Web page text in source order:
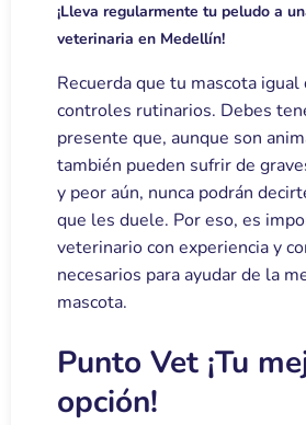
¡Lleva regularmente tu peludo a
veterinaria en Medellín!
Recuerda que tu mascota
controles rutinarios. Debes
presente que, aunque son
también pueden sufrir de
y peor aún, nunca podrán
que les duele. Por eso, es
veterinario con experiencia y
necesarios para ayudar de la
mascota.
Punto Vet ¡Tu
opción!